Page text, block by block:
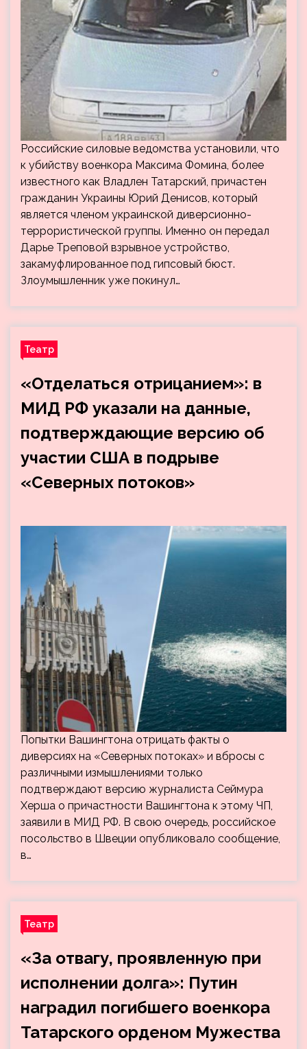
Российские силовые ведомства установили, что
к убийству военкора Максима Фомина, более
известного как Владлен Татарский, причастен
гражданин Украины Юрий Денисов, который
является членом украинской диверсионно-
террористической группы. Именно он передал
Дарье Треповой взрывное устройство,
закамуфлированное под гипсовый бюст.
Злоумышленник уже покинул…
Театр
«Отделаться отрицанием»: в
МИД РФ указали на данные,
подтверждающие версию об
участии США в подрыве
«Северных потоков»
Попытки Вашингтона отрицать факты о
диверсиях на «Северных потоках» и вбросы с
различными измышлениями только
подтверждают версию журналиста Сеймура
Херша о причастности Вашингтона к этому ЧП,
заявили в МИД РФ. В свою очередь, российское
посольство в Швеции опубликовало сообщение,
в…
Театр
«За отвагу, проявленную при
исполнении долга»: Путин
наградил погибшего военкора
Татарского орденом Мужества